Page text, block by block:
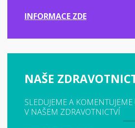
INFORMACE ZDE
NAŠE
SLEDUJEME A
V NAŠEM ZDRAVOTNICTVÍ